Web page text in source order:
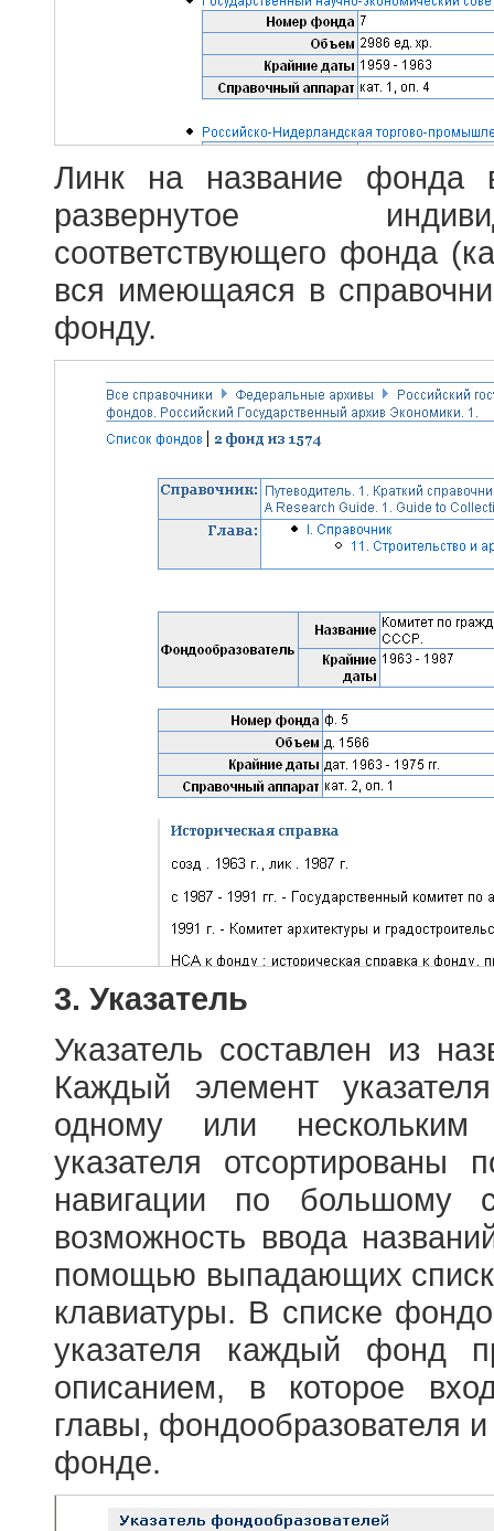
Линк на название фонда
развернутое
соответствующего фонда
вся имеющаяся в
фонду.
3. Указатель
Указатель составлен из
Каждый элемент
одному или
указателя отсортированы
навигации по большому
возможность ввода
помощью выпадающих
клавиатуры. В списке
указателя каждый фонд
описанием, в которое
главы, фондообразователя
фонде.